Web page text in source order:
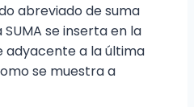
abreviado de suma
se inserta en la
a la última
se muestra a